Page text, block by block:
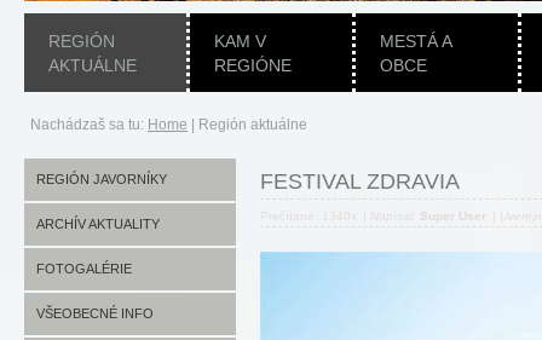
REGIÓN
AKTUÁLNE
KAM V
REGIÓNE
MESTÁ A
OBCE
Nachádzaš sa tu: Home Región aktuálne
REGIÓN JAVORNÍKY
ARCHÍV AKTUALITY
FOTOGALÉRIE
VŠEOBECNÉ INFO
FESTIVAL ZDRAVIA
Prečítané: 1340x Napísal: Super User